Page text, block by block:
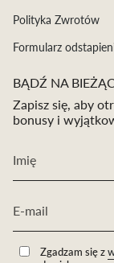
Polityka Zwrotów
Formularz
BĄDŹ NA
Zapisz się, aby
bonusy i
Zgadzam się z